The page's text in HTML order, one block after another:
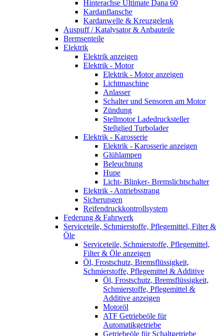
Hinterachse Ultimate Dana 60
Kardanflansche
Kardanwelle & Kreuzgelenk
Auspuff / Katalysator & Anbauteile
Bremsenteile
Elektrik
Elektrik anzeigen
Elektrik - Motor
Elektrik - Motor anzeigen
Lichtmaschine
Anlasser
Schalter und Sensoren am Motor
Zündung
Stellmotor Ladedrucksteller
Stellglied Turbolader
Elektrik - Karosserie
Elektrik - Karosserie anzeigen
Glühlampen
Beleuchtung
Hupe
Licht- Blinker- Bremslichtschalter
Elektrik - Antriebsstrang
Sicherungen
Reifendruckkontrollsystem
Federung & Fahrwerk
Serviceteile, Schmierstoffe, Pflegemittel, Filter &
Öle
Serviceteile, Schmierstoffe, Pflegemittel,
Filter & Öle anzeigen
Öl, Frostschutz, Bremsflüssigkeit,
Schmierstoffe, Pflegemittel & Additive
Öl, Frostschutz, Bremsflüssigkeit,
Schmierstoffe, Pflegemittel &
Additive anzeigen
Motoröl
ATF Getriebeöle für
Automatikgetriebe
Getriebeöle für Schaltgetriebe